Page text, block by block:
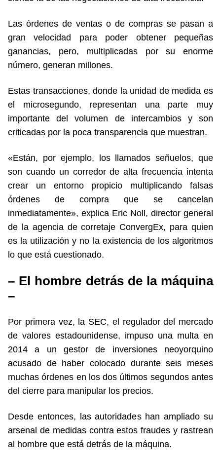
Las órdenes de ventas o de compras se pasan a
gran velocidad para poder obtener pequeñas
ganancias, pero, multiplicadas por su enorme
número, generan millones.
Estas transacciones, donde la unidad de medida es
el microsegundo, representan una parte muy
importante del volumen de intercambios y son
criticadas por la poca transparencia que muestran.
«Están, por ejemplo, los llamados señuelos, que
son cuando un corredor de alta frecuencia intenta
crear un entorno propicio multiplicando falsas
órdenes de compra que se cancelan
inmediatamente», explica Eric Noll, director general
de la agencia de corretaje ConvergEx, para quien
es la utilización y no la existencia de los algoritmos
lo que está cuestionado.
– El hombre detrás de la máquina
–
Por primera vez, la SEC, el regulador del mercado
de valores estadounidense, impuso una multa en
2014 a un gestor de inversiones neoyorquino
acusado de haber colocado durante seis meses
muchas órdenes en los dos últimos segundos antes
del cierre para manipular los precios.
Desde entonces, las autoridades han ampliado su
arsenal de medidas contra estos fraudes y rastrean
al hombre que está detrás de la máquina.